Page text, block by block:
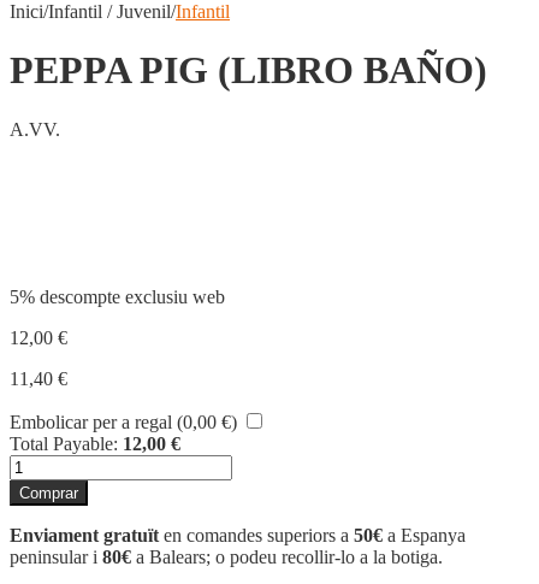
Inici/Infantil / Juvenil/Infantil
PEPPA PIG (LIBRO BAÑO)
A.VV.
5% descompte exclusiu web
12,00 €
11,40 €
Embolicar per a regal (0,00 €)
Total Payable: 12,00 €
quantitat
de
PEPPA
PIG
(LIBRO
BAÑO)
Comprar
Enviament gratuït en comandes superiors a 50€ a Espanya
peninsular i 80€ a Balears; o podeu recollir-lo a la botiga.